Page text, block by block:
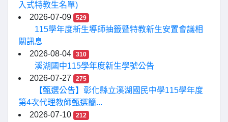
入式特教生名單)
2026-07-09
529
115學年度新生導師抽籤暨特教新生安置會議相
關訊息
2026-08-04
310
溪湖國中115學年度新生學號公告
2026-07-27
275
【甄選公告】彰化縣立溪湖國民中學115學年度
第4次代理教師甄選簡...
2026-07-10
212